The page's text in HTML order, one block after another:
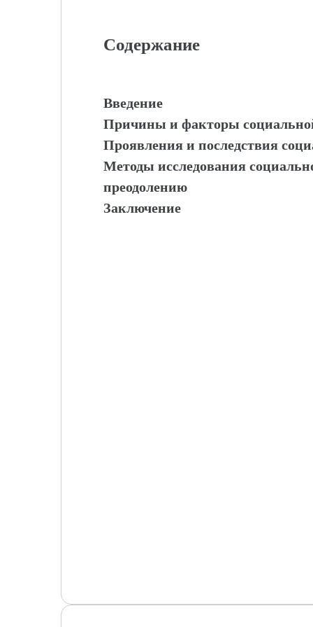
Содержание
Введение
Причины и факторы
Проявления и последствия
Методы исследования
преодолению
Заключение